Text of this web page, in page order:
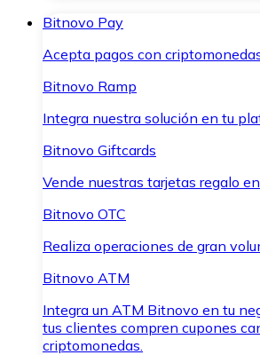
Bitnovo Pay
Acepta pagos con
Bitnovo Ramp
Integra nuestra solución en tu
Bitnovo Giftcards
Vende nuestras tarjetas regalo
Bitnovo OTC
Realiza operaciones de gran
Bitnovo ATM
Integra un ATM Bitnovo en tu
tus clientes compren cupones
criptomonedas.